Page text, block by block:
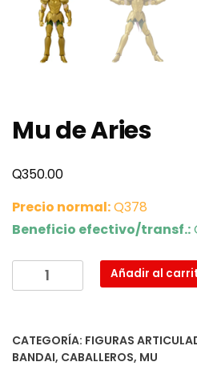
Mu de Aries
Q350.00
Precio normal:Q378
Beneficio efectivo/transf.:
Mu
de
Añadir al
CATEGORÍA: FIGURAS
BANDAI, CABALLEROS, MU